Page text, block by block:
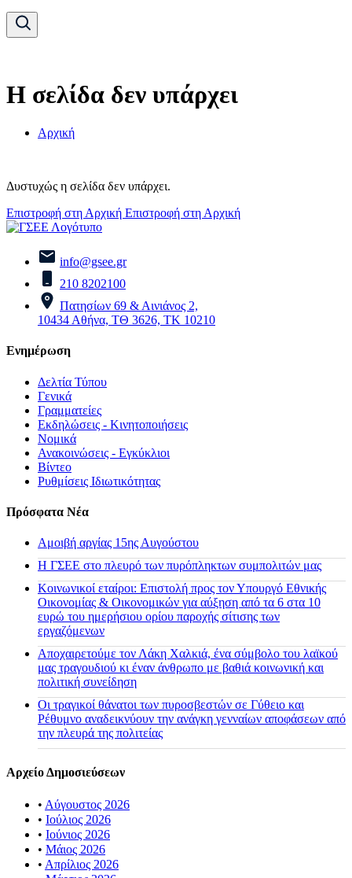
Η σελίδα δεν υπάρχει
Αρχική
Δυστυχώς η σελίδα δεν υπάρχει.
Επιστροφή στη Αρχική Επιστροφή στη Αρχική
info@gsee.gr
210 8202100
Πατησίων 69 & Αινιάνος 2,
10434 Αθήνα, ΤΘ 3626, ΤΚ 10210
Ενημέρωση
Δελτία Τύπου
Γενικά
Γραμματείες
Εκδηλώσεις - Κινητοποιήσεις
Νομικά
Ανακοινώσεις - Εγκύκλιοι
Βίντεο
Ρυθμίσεις Ιδιωτικότητας
Πρόσφατα Νέα
Αμοιβή αργίας 15ης Αυγούστου
H ΓΣΕΕ στο πλευρό των πυρόπληκτων συμπολιτών μας
Κοινωνικοί εταίροι: Επιστολή προς τον Υπουργό Εθνικής
Οικονομίας & Οικονομικών για αύξηση από τα 6 στα 10
ευρώ του ημερήσιου ορίου παροχής σίτισης των
εργαζόμενων
Αποχαιρετούμε τον Λάκη Χαλκιά, ένα σύμβολο του λαϊκού
μας τραγουδιού κι έναν άνθρωπο με βαθιά κοινωνική και
πολιτική συνείδηση
Οι τραγικοί θάνατοι των πυροσβεστών σε Γύθειο και
Ρέθυμνο αναδεικνύουν την ανάγκη γενναίων αποφάσεων από
την πλευρά της πολιτείας
Αρχείο Δημοσιεύσεων
• Αύγουστος 2026
• Ιούλιος 2026
• Ιούνιος 2026
• Μάιος 2026
• Απρίλιος 2026